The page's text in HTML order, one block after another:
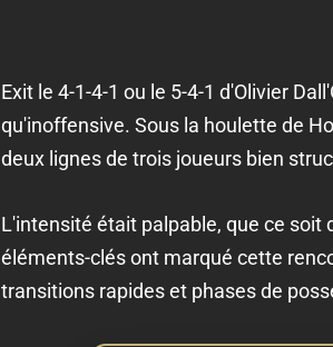
Exit le 4-1-4-1 ou le 5-4-1 d'Olivier
qu'inoffensive. Sous la houlette de
deux lignes de trois joueurs bien
L'intensité était palpable, que ce soit
éléments-clés ont marqué cette
transitions rapides et phases de